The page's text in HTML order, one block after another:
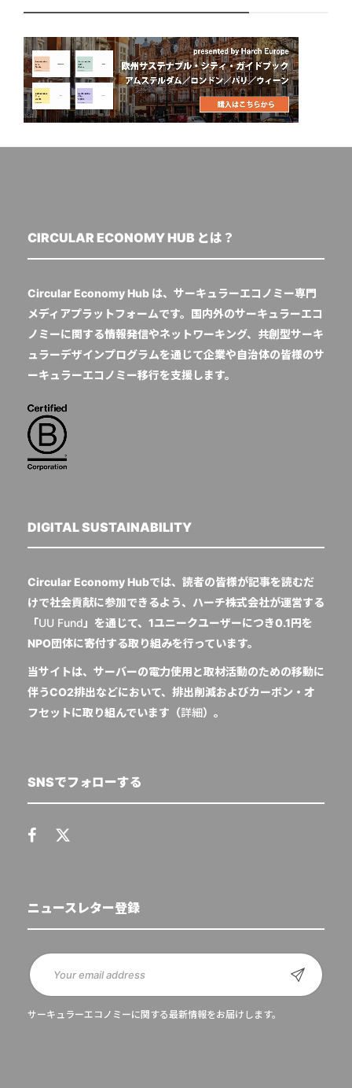
CIRCULAR ECONOMY HUB とは？
Circular Economy Hub は、サーキュラーエコノミー専門
メディアプラットフォームです。国内外のサーキュラーエコ
ノミーに関する情報発信やネットワーキング、共創型サーキ
ュラーデザインプログラムを通じて企業や自治体の皆様のサ
ーキュラーエコノミー移行を支援します。
DIGITAL SUSTAINABILITY
Circular Economy Hubでは、読者の皆様が記事を読むだ
けで社会貢献に参加できるよう、ハーチ株式会社が運営する
「UU Fund」を通じて、1ユニークユーザーにつき0.1円を
NPO団体に寄付する取り組みを行っています。
当サイトは、サーバーの電力使用と取材活動のための移動に
伴うCO2排出などにおいて、排出削減およびカーボン・オ
フセットに取り組んでいます（詳細）。
SNSでフォローする
ニュースレター登録
サーキュラーエコノミーに関する最新情報をお届けします。